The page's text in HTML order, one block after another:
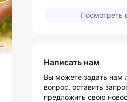
Посмотреть
Написать нам
Вы можете задать нам
вопрос, оставить
предложить свою